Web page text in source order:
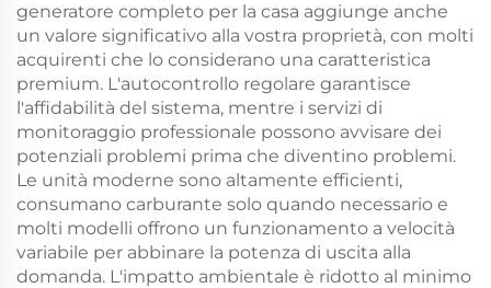
generatore completo per la casa aggiunge anche
un valore significativo alla vostra proprietà, con molti
acquirenti che lo considerano una caratteristica
premium. L'autocontrollo regolare garantisce
l'affidabilità del sistema, mentre i servizi di
monitoraggio professionale possono avvisare dei
potenziali problemi prima che diventino problemi.
Le unità moderne sono altamente efficienti,
consumano carburante solo quando necessario e
molti modelli offrono un funzionamento a velocità
variabile per abbinare la potenza di uscita alla
domanda. L'impatto ambientale è ridotto al minimo